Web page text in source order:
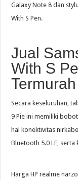
Galaxy Note 8 dan
With S Pen.
Jual
With S
Secara keseluruhan,
9 Pie ini memiliki
hal konektivitas
Bluetooth 5.0 LE, serta
Harga HP realme